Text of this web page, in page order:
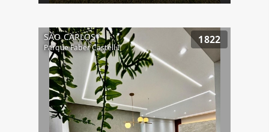
SÃO CARLOS
Parque Faber Castell I
1822